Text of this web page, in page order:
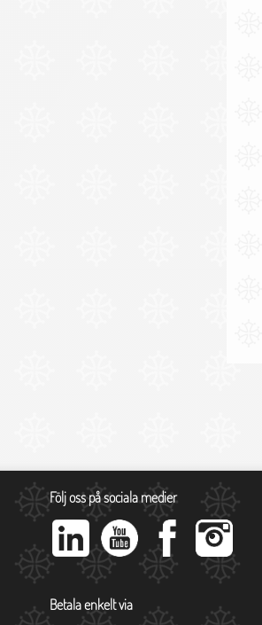
Följ oss på sociala medier
Betala enkelt via